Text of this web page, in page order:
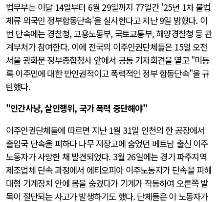
법무부는 이달 14일부터 6월 29일까지 77일간 '25년 1차 불법
체류 외국인 정부합동단속'을 실시한다고 지난 9일 밝혔다. 이
번 단속에는 경찰청, 고용노동부, 국토교통부, 해양경찰청 등 관
계부처가 참여한다. 이에 전국의 이주인권단체들은 15일 오전
서울 광화문 정부종합청사 앞에서 공동 기자회견을 열고 "미등
록 이주민에 대한 반인권적이고 폭력적인 정부 합동단속"을 규
탄했다.
"인간사냥, 살인행위, 국가 폭력 중단해야"
이주인권단체들에 따르면 지난 1월 31일 인천의 한 공장에서
출입국 단속을 피하다 나무 저장고에 숨었던 베트남 출신 이주
노동자가 사망한 채 발견되었다. 3월 26일에는 경기 파주지역
제조업체 단속 과정에서 에티오피아 이주노동자가 단속을 피해
대형 기계장치 안에 몸을 숨겼다가 기계가 작동하여 오른쪽 발
목이 절단되는 사고가 발생하기도 했다. 단체들은 이 노동자가